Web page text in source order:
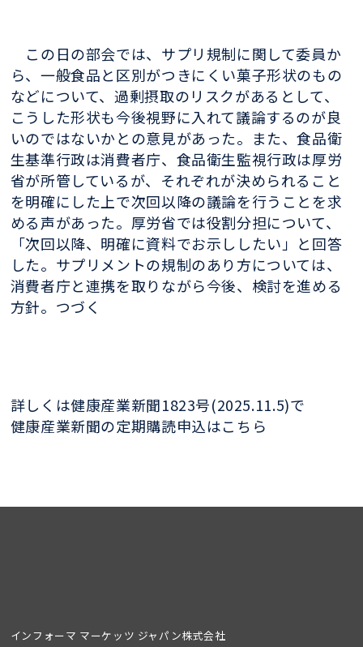
この日の部会では、サプリ規制に関して委員か
ら、一般食品と区別がつきにくい菓子形状のもの
などについて、過剰摂取のリスクがあるとして、
こうした形状も今後視野に入れて議論するのが良
いのではないかとの意見があった。また、食品衛
生基準行政は消費者庁、食品衛生監視行政は厚労
省が所管しているが、それぞれが決められること
を明確にした上で次回以降の議論を行うことを求
める声があった。厚労省では役割分担について、
「次回以降、明確に資料でお示ししたい」と回答
した。サプリメントの規制のあり方については、
消費者庁と連携を取りながら今後、検討を進める
方針。つづく
詳しくは健康産業新聞1823号(2025.11.5)で
健康産業新聞の定期購読申込はこちら
インフォーマ マーケッツ ジャパン株式会社